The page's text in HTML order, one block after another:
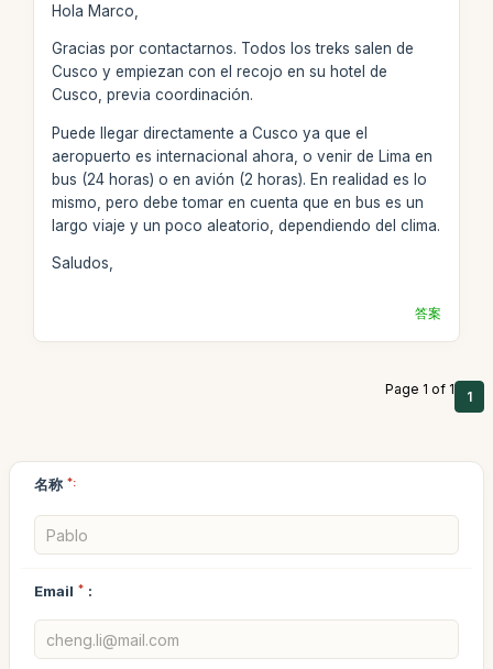
Hola Marco,
Gracias por contactarnos. Todos los treks salen de
Cusco y empiezan con el recojo en su hotel de
Cusco, previa coordinación.
Puede llegar directamente a Cusco ya que el
aeropuerto es internacional ahora, o venir de Lima en
bus (24 horas) o en avión (2 horas). En realidad es lo
mismo, pero debe tomar en cuenta que en bus es un
largo viaje y un poco aleatorio, dependiendo del clima.
Saludos,
答案
Page 1 of 1 1
名称 *:
Email * :